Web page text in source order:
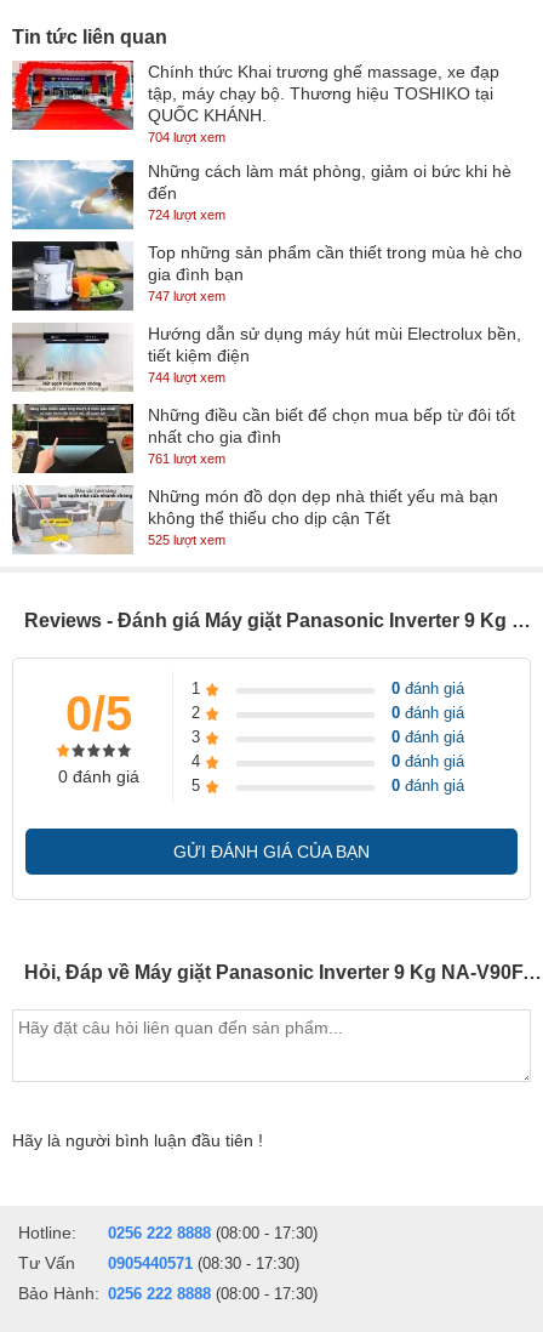
Hệ thống ActiveFoam tạo ra lớp bọt mịn và đậm đặc thấm sâu vào
sợi vải để dễ dàng đánh bay vết bẩn và vết bùn giúp giặt sạch sẽ
hơn.
Vệ sinh lồng giặt hằng ngày, ngăn ngừa nấm mốc phát triển
Tính năng tự động vệ sinh lồng giặt ghi nhớ các chế độ giặt được
sử dụng gần đây nhất để tự động vệ sinh lồng giặt. Bằng cách rửa
trôi cặn bẩn, tính năng này giữ lồng giặt sạch hơn, giảm sự phát
triển của nấm mốc*⁴ cũng như mùi khó chịu.
Ngăn ngừa nấm mốc & cặn tích tụ trên gioăng cửa máy giặt
Chức năng tự động vệ sinh gioăng cửa máy giặt sử dụng hai vòi
phun để loại bỏ cặn xà phòng, xơ vải nhằm ngăn chặn sự phát
triển của nấm mốc*³, đảm bảo vòng đệm sạch hơn và bảo trì dễ
hơn.
Tính năng tự động vệ sinh lồng giặt ghi nhớ các chế độ giặt được
sử dụng gần đây nhất để tự động vệ sinh lồng giặt. Bằng cách rửa
trôi cặn bẩn, tính năng này giữ lồng giặt sạch hơn, giảm sự phát
triển của nấm mốc*⁴ cũng như mùi khó chịu.
Ngăn ngừa nấm mốc & cặn tích tụ trên gioăng cửa máy giặt
Chức năng tự động vệ sinh gioăng cửa máy giặt sử dụng hai vòi
phun để loại bỏ cặn xà phòng, xơ vải nhằm ngăn chặn sự phát
triển của nấm mốc*³, đảm bảo vòng đệm sạch hơn và bảo trì dễ
Vệ sinh lồng giặt hằng ngày, ngăn ngừa nấm mốc phát triển
Tính năng tự động vệ sinh lồng giặt ghi nhớ các chế độ giặt được
Tin tức liên quan
Chính thức Khai trương ghế massage, xe đạp
tập, máy chạy bộ. Thương hiệu TOSHIKO tại
QUỐC KHÁNH.
704 lượt xem
Những cách làm mát phòng, giảm oi bức khi hè
đến
724 lượt xem
Top những sản phẩm cần thiết trong mùa hè cho
gia đình bạn
747 lượt xem
Hướng dẫn sử dụng máy hút mùi Electrolux bền,
tiết kiệm điện
744 lượt xem
Những điều cần biết để chọn mua bếp từ đôi tốt
nhất cho gia đình
761 lượt xem
Những món đồ dọn dẹp nhà thiết yếu mà bạn
không thể thiếu cho dịp cận Tết
525 lượt xem
Reviews - Đánh giá Máy giặt Panasonic Inverter 9 Kg NA-V90FA1LVT
0/5
0 đánh giá
1 0 đánh giá
2
0 đánh giá
3
0 đánh giá
4
0 đánh giá
5
0 đánh giá
GỬI ĐÁNH GIÁ CỦA BẠN
Hỏi, Đáp về Máy giặt Panasonic Inverter 9 Kg NA-V90FA1LVT
Hãy là người bình luận đầu tiên !
Hotline: 0256 222 8888 (08:00 - 17:30)
Tư Vấn 0905440571 (08:30 - 17:30)
Bảo Hành: 0256 222 8888 (08:00 - 17:30)